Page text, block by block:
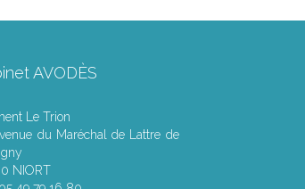
AVODÈS
Le Trion
du Maréchal de Lattre de
NIORT